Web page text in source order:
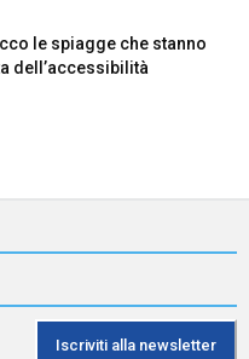
le spiagge che stanno
dell’accessibilità